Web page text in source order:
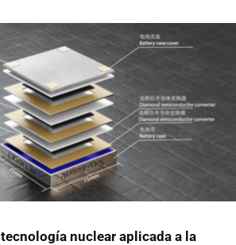
tecnología nuclear aplicada a la